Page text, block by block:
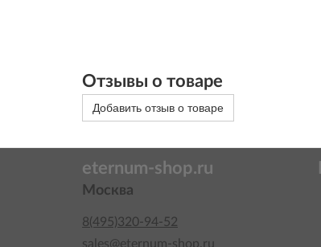
Отзывы о товаре
Добавить отзыв о товаре
eternum-shop.ru
Москва
8(495)320-94-52
sales@eternum-shop.ru